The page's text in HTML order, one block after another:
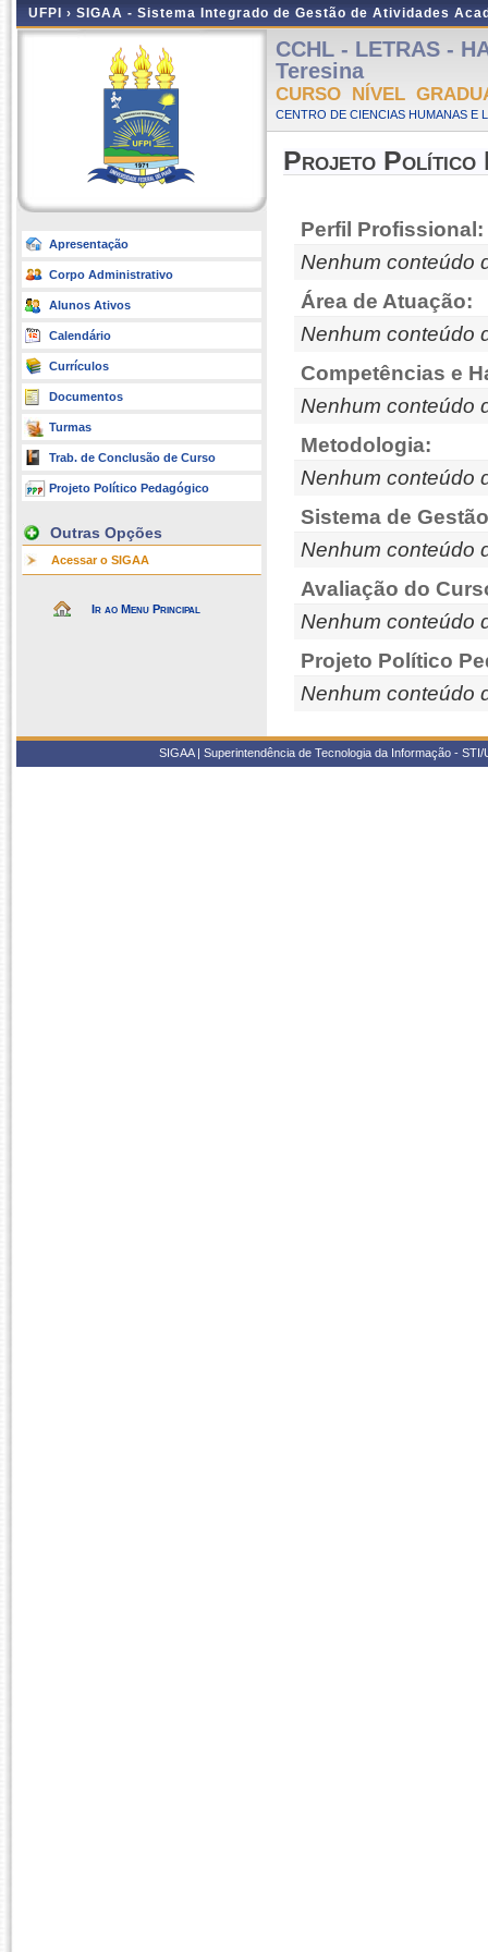
UFPI › SIGAA - Sistema Integrado de Gestão de Atividades
Apresentação
Corpo Administrativo
Alunos Ativos
Calendário
Currículos
Documentos
Turmas
Trab. de Conclusão de Curso
Projeto Político Pedagógico
Outras Opções
Acessar o SIGAA
Ir ao Menu Principal
CCHL - LETRAS -
Teresina
CURSO NÍVEL
CENTRO DE CIENCIAS HUMANAS E
Projeto Político
Perfil Profissional:
Nenhum conteúdo
Área de Atuação:
Nenhum conteúdo
Competências e
Nenhum conteúdo
Metodologia:
Nenhum conteúdo
Sistema de
Nenhum conteúdo
Avaliação do
Nenhum conteúdo
Projeto Político
Nenhum conteúdo
SIGAA | Superintendência de Tecnologia da Informação -